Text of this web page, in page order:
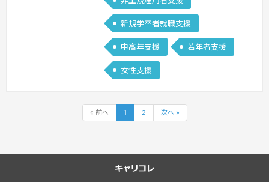
新規学卒者就職支援
中高年支援 若年者支援
女性支援
« 前へ 1 2 次へ »